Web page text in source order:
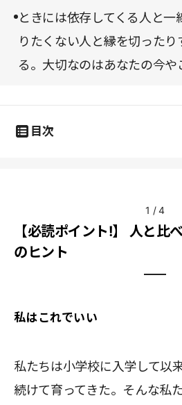
ときには依存してくる人と一
りたくない人と縁を切った
る。大切なのはあなたの今や
目次
1 /4
【必読ポイント!】 人と比
のヒント
私はこれでいい
私たちは小学校に入学して以
続けて育ってきた。そんな私